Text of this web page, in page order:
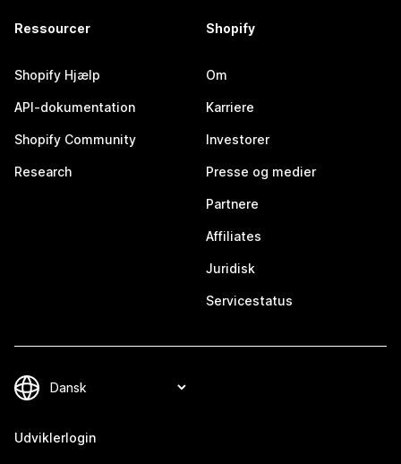
Ressourcer
Shopify Hjælp
API-dokumentation
Shopify Community
Research
Shopify
Om
Karriere
Investorer
Presse og medier
Partnere
Affiliates
Juridisk
Servicestatus
Udviklerlogin